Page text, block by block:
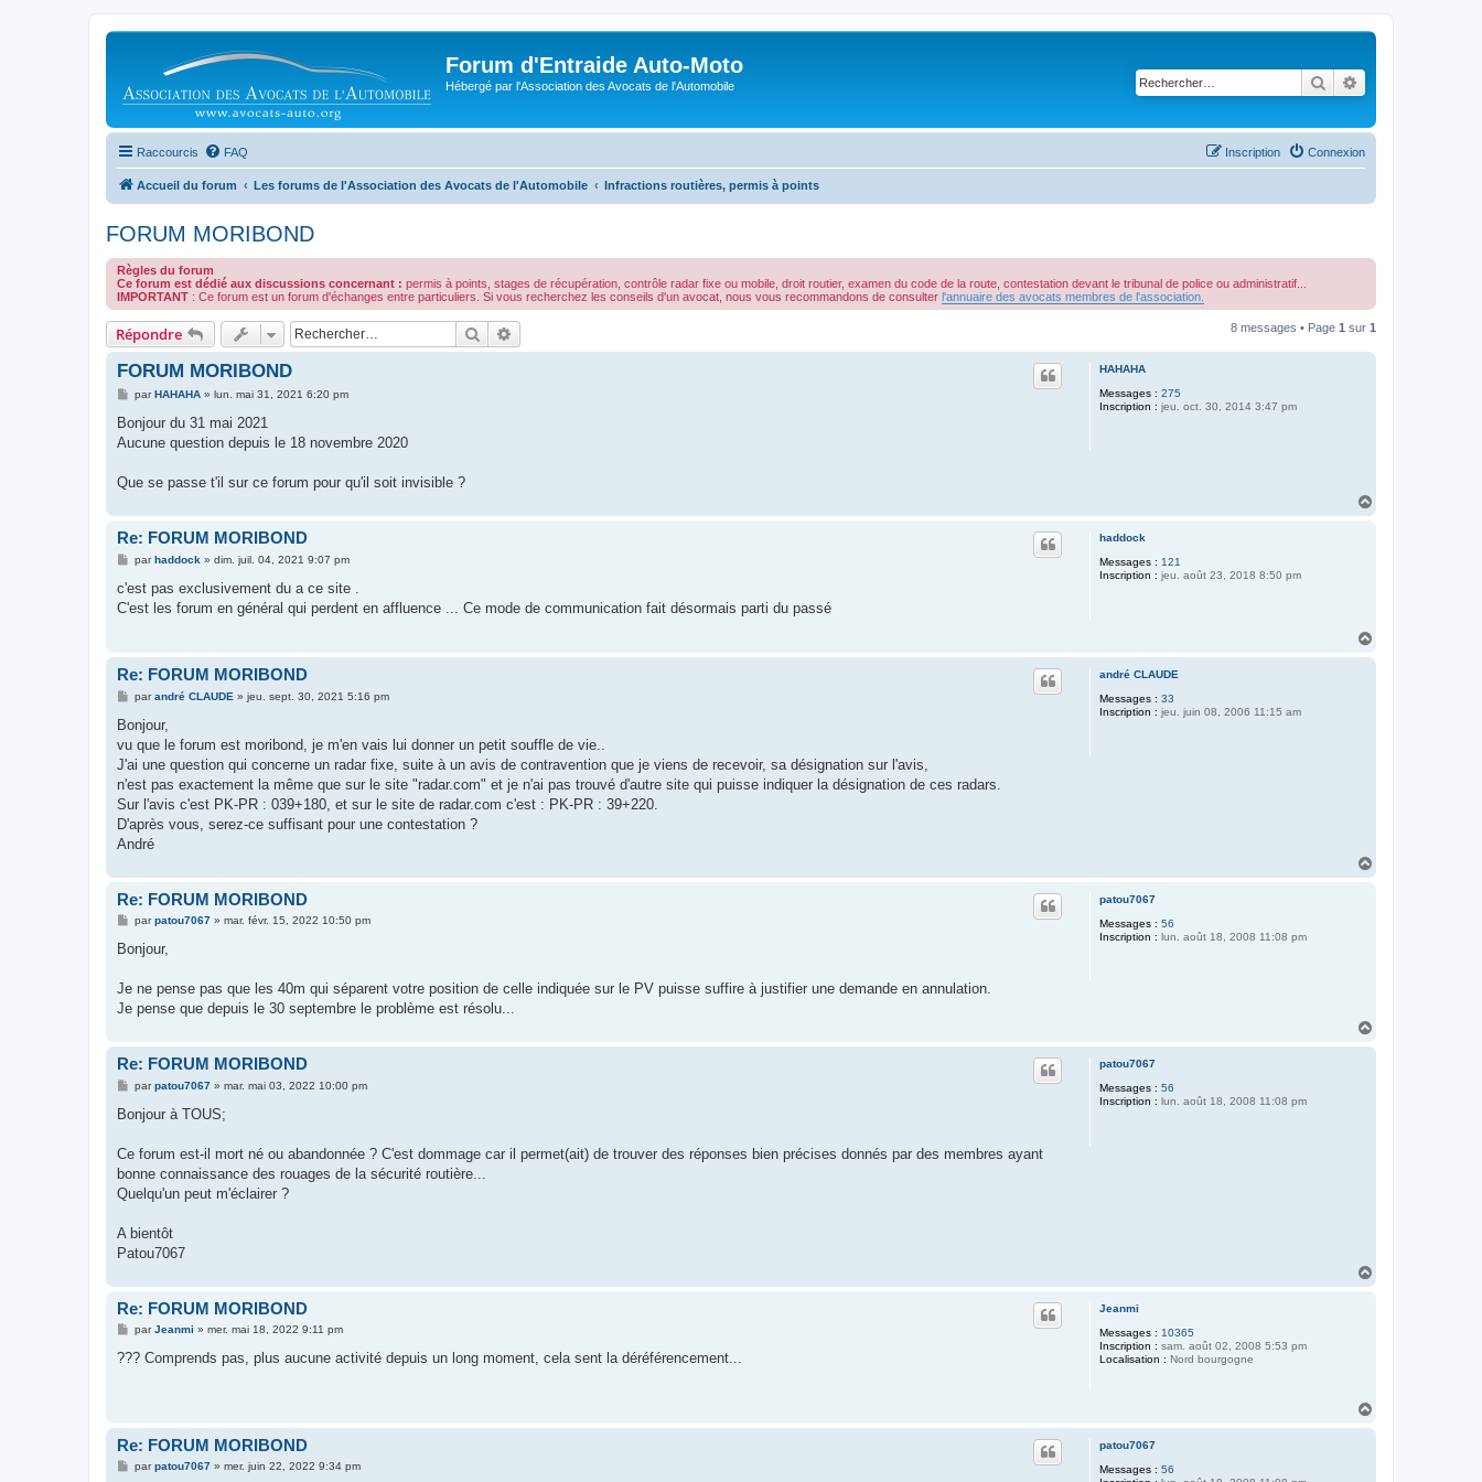
Forum d'Entraide Auto-Moto
Hébergé par l'Association des Avocats de l'Automobile Rechercher
Raccourcis FAQ Connexion
Inscription
Accueil du forum Les forums de l'Association des Avocats de l'Automobile Infractions routières, permis à points
FORUM MORIBOND
Règles du forum
Ce forum est dédié aux discussions concernant : permis à points, stages de récupération, contrôle radar fixe ou mobile, droit routier, examen du code de la route, contestation devant le tribunal de police ou administratif...
IMPORTANT : Ce forum est un forum d'échanges entre particuliers. Si vous recherchez les conseils d'un avocat, nous vous recommandons de consulter l'annuaire des avocats membres de l'association.
Répondre Rechercher 8 messages • Page 1 sur 1
HAHAHA
Messages : 275
Inscription : jeu. oct. 30, 2014 3:47 pm
FORUM MORIBOND
M
s
a
parHAHAHA» lun. mai 31, 2021 6:20 pm
Bonjour du 31 mai 2021
Aucune question depuis le 18 novembre 2020
Que se passe t'il sur ce forum pour qu'il soit invisible ?
haddock
Messages : 121
Inscription : jeu. août 23, 2018 8:50 pm
Re: FORUM MORIBOND
M
s
a
parhaddock » dim. juil. 04, 2021 9:07 pm
c'est pas exclusivement du a ce site .
C'est les forum en général qui perdent en affluence ... Ce mode de communication fait désormais parti du passé
andré CLAUDE
Messages : 33
Inscription : jeu. juin 08, 2006 11:15 am
Re: FORUM MORIBOND
M
s
a
g
parandré CLAUDE » jeu. sept. 30, 2021 5:16 pm
Bonjour,
vu que le forum est moribond, je m'en vais lui donner un petit souffle de vie..
J'ai une question qui concerne un radar fixe, suite à un avis de contravention que je viens de recevoir, sa désignation sur l'avis,
n'est pas exactement la même que sur le site "radar.com" et je n'ai pas trouvé d'autre site qui puisse indiquer la désignation de ces radars.
Sur l'avis c'est PK-PR : 039+180, et sur le site de radar.com c'est : PK-PR : 39+220.
D'après vous, serez-ce suffisant pour une contestation ?
André
patou7067
Messages : 56
Inscription : lun. août 18, 2008 11:08 pm
Re: FORUM MORIBOND
M
s
g
parpatou7067» mar. févr. 15, 2022 10:50 pm
Bonjour,
Je ne pense pas que les 40m qui séparent votre position de celle indiquée sur le PV puisse suffire à justifier une demande en annulation.
Je pense que depuis le 30 septembre le problème est résolu...
patou7067
Messages : 56
Inscription : lun. août 18, 2008 11:08 pm
Re: FORUM MORIBOND
M
s
g
parpatou7067» mar. mai 03, 2022 10:00 pm
Bonjour à TOUS;
Ce forum est-il mort né ou abandonnée ? C'est dommage car il permet(ait) de trouver des réponses bien précises donnés par des membres ayant
bonne connaissance des rouages de la sécurité routière...
Quelqu'un peut m'éclairer ?
A bientôt
Patou7067
Jeanmi
Messages : 10365
Inscription : sam. août 02, 2008 5:53 pm
Localisation : Nord bourgogne
Re: FORUM MORIBOND
M
s
parJeanmi » mer. mai 18, 2022 9:11 pm
??? Comprends pas, plus aucune activité depuis un long moment, cela sent la déréférencement...
patou7067
Messages : 56
Re: FORUM MORIBOND
Mparpatou7067» mer. juin 22, 2022 9:34 pm